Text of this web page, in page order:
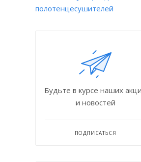
Будьте в курсе наших
и новостей
ПОДПИСАТЬСЯ